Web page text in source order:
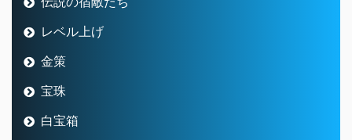
伝説の宿敵たち
レベル上げ
金策
宝珠
白宝箱